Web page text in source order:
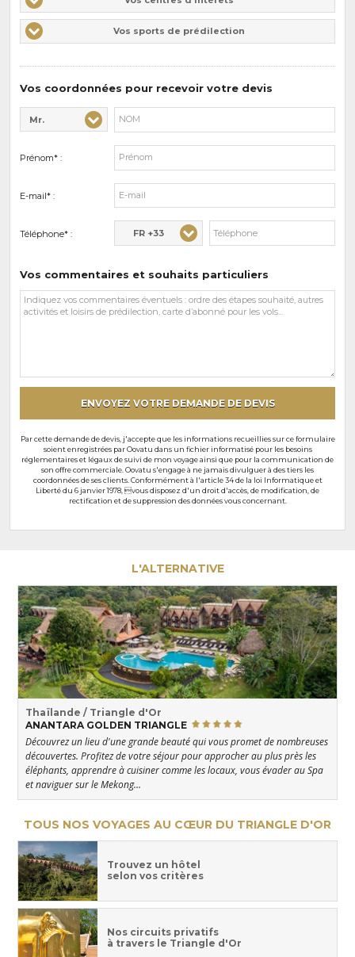
centres
d'intérêts
Vos
sports
Vos sports de prédilection
Vos coordonnées pour recevoir votre devis
Civilité* :
Mr.
Nom* :
Prénom* :
E-mail* :
Téléphone* : FR +33
Vos commentaires et souhaits particuliers
Vos
commentaires
ENVOYEZ VOTRE DEMANDE DE DEVIS
Par cette demande de devis, j'accepte que les informations recueillies sur ce formulaire
soient enregistrées par Oovatu dans un fichier informatisé pour les besoins
réglementaires et légaux de suivi de mon voyage ainsi que pour la communication de
son offre commerciale. Oovatu s'engage à ne jamais divulguer à des tiers les
coordonnées de ses clients. Conformément à l'article 34 de la loi Informatique et
Liberté du 6 janvier 1978, vous disposez d'un droit d'accès, de modification, de
rectification et de suppression des données vous concernant.
L'ALTERNATIVE
Thaïlande / Triangle d'Or
ANANTARA GOLDEN TRIANGLE
Découvrez un lieu d'une grande beauté qui vous promet de nombreuses
découvertes. Profitez de votre séjour pour approcher au plus près les
éléphants, apprendre à cuisiner comme les locaux, vous évader au Spa
et naviguer sur le Mekong...
TOUS NOS VOYAGES AU CŒUR DU TRIANGLE D'OR
Trouvez un hôtel
selon vos critères
Nos circuits privatifs
à travers le Triangle d'Or